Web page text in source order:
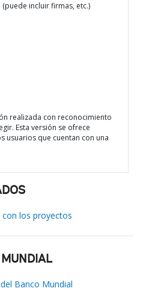
incluir firmas, etc.)
realizada con reconocimiento
Esta versión se ofrece
usuarios que cuentan con una
los proyectos
Banco Mundial